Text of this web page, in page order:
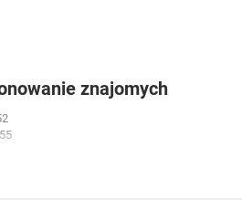
znajomych